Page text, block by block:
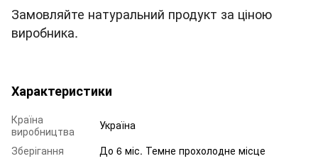
Замовляйте натуральний продукт за ціною
виробника.
Характеристики
Країна
виробництва
Україна
Зберігання
До 6 міс. Темне прохолодне місце